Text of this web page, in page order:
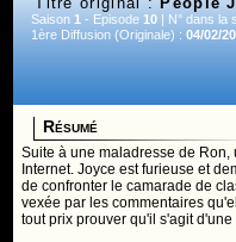
Saison1 - Episode10 | N° dans la
1ère Diffusion (Originale) :04/02/
Résumé
Suite à une maladresse de
Internet. Joyce est furieuse et
de confronter le camarade de
vexée par les commentaires
tout prix prouver qu'il s'agit d'une